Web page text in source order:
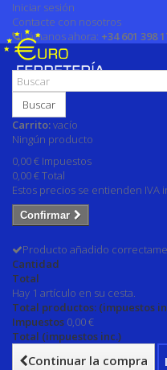
Iniciar sesión
Contacte con nosotros
Llámanos ahora: +34 601 398
Buscar
Carrito:vacío
Ningún producto
0,00 € Impuestos
0,00 €Total
Estos precios se entienden IVA
Confirmar
Producto añadido
Cantidad
Total
Hay 1 artículo en su cesta.
Total productos: (impuestos
Impuestos 0,00 €
Total (impuestos inc.)
Continuar la compra